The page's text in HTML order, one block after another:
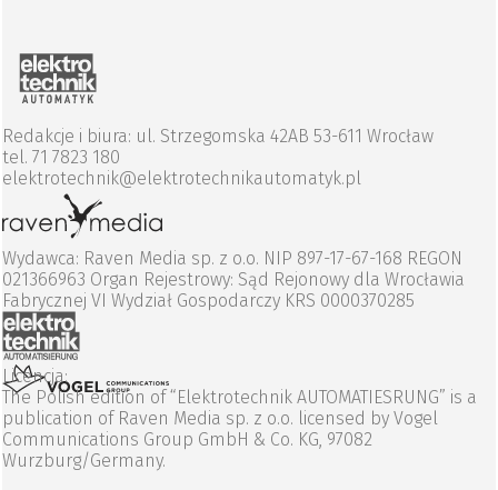
Redakcje i biura: ul. Strzegomska 42AB 53-611 Wrocław
tel. 71 7823 180
elektrotechnik@elektrotechnikautomatyk.pl
Wydawca: Raven Media sp. z o.o. NIP 897-17-67-168 REGON
021366963 Organ Rejestrowy: Sąd Rejonowy dla Wrocławia
Fabrycznej VI Wydział Gospodarczy KRS 0000370285
Licencja:
The Polish edition of “Elektrotechnik AUTOMATIESRUNG” is a
publication of Raven Media sp. z o.o. licensed by Vogel
Communications Group GmbH & Co. KG, 97082
Wurzburg/Germany.